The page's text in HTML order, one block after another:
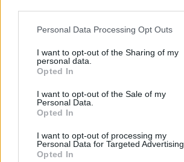
Personal Data Processing Opt Outs
I want to opt-out of the Sharing of my
personal data.
Opted In
I want to opt-out of the Sale of my
Personal Data.
Opted In
I want to opt-out of processing my
Personal Data for Targeted Advertising.
Opted In
ARTIGOS RELACIONADOS